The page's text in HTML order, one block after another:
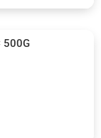
500G